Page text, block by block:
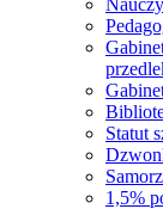
Statut
1,5%